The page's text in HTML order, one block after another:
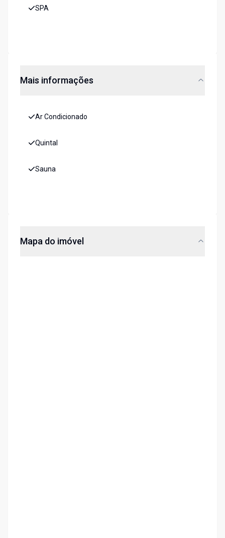
SPA
Mais informações
Ar Condicionado
Quintal
Sauna
Mapa do imóvel